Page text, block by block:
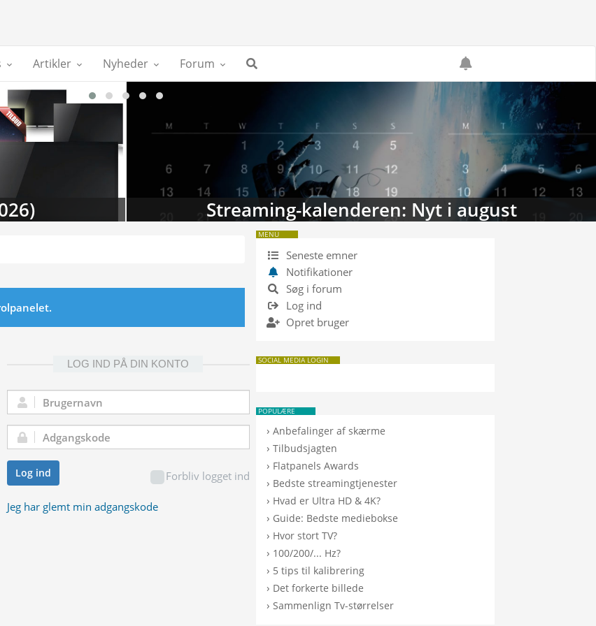
Artikler Nyheder Forum
Streaming-kalenderen: Nyt i august
LOG IND PÅ DIN KONTO
Brugernavn:
Adgangskode:
Forbliv logget ind
Log ind
Jeg har glemt min adgangskode
MENU
Seneste emner
Notifikationer
Søg i forum
Log ind
Opret bruger
SOCIAL MEDIA LOGIN
POPULÆRE
›Anbefalinger af skærme
›Tilbudsjagten
› Flatpanels Awards
› Bedste streamingtjenester
› Hvad er Ultra HD & 4K?
› Guide: Bedste mediebokse
› Hvor stort TV?
› 100/200/... Hz?
› 5 tips til kalibrering
› Det forkerte billede
›Sammenlign Tv-størrelser